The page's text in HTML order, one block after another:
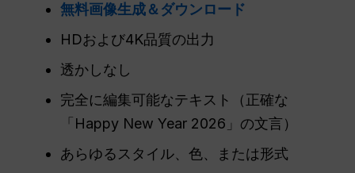
無料画像生成＆ダウンロード
HDおよび4K品質の出力
透かしなし
完全に編集可能なテキスト（正確な
「Happy New Year 2026」の文言）
あらゆるスタイル、色、または形式